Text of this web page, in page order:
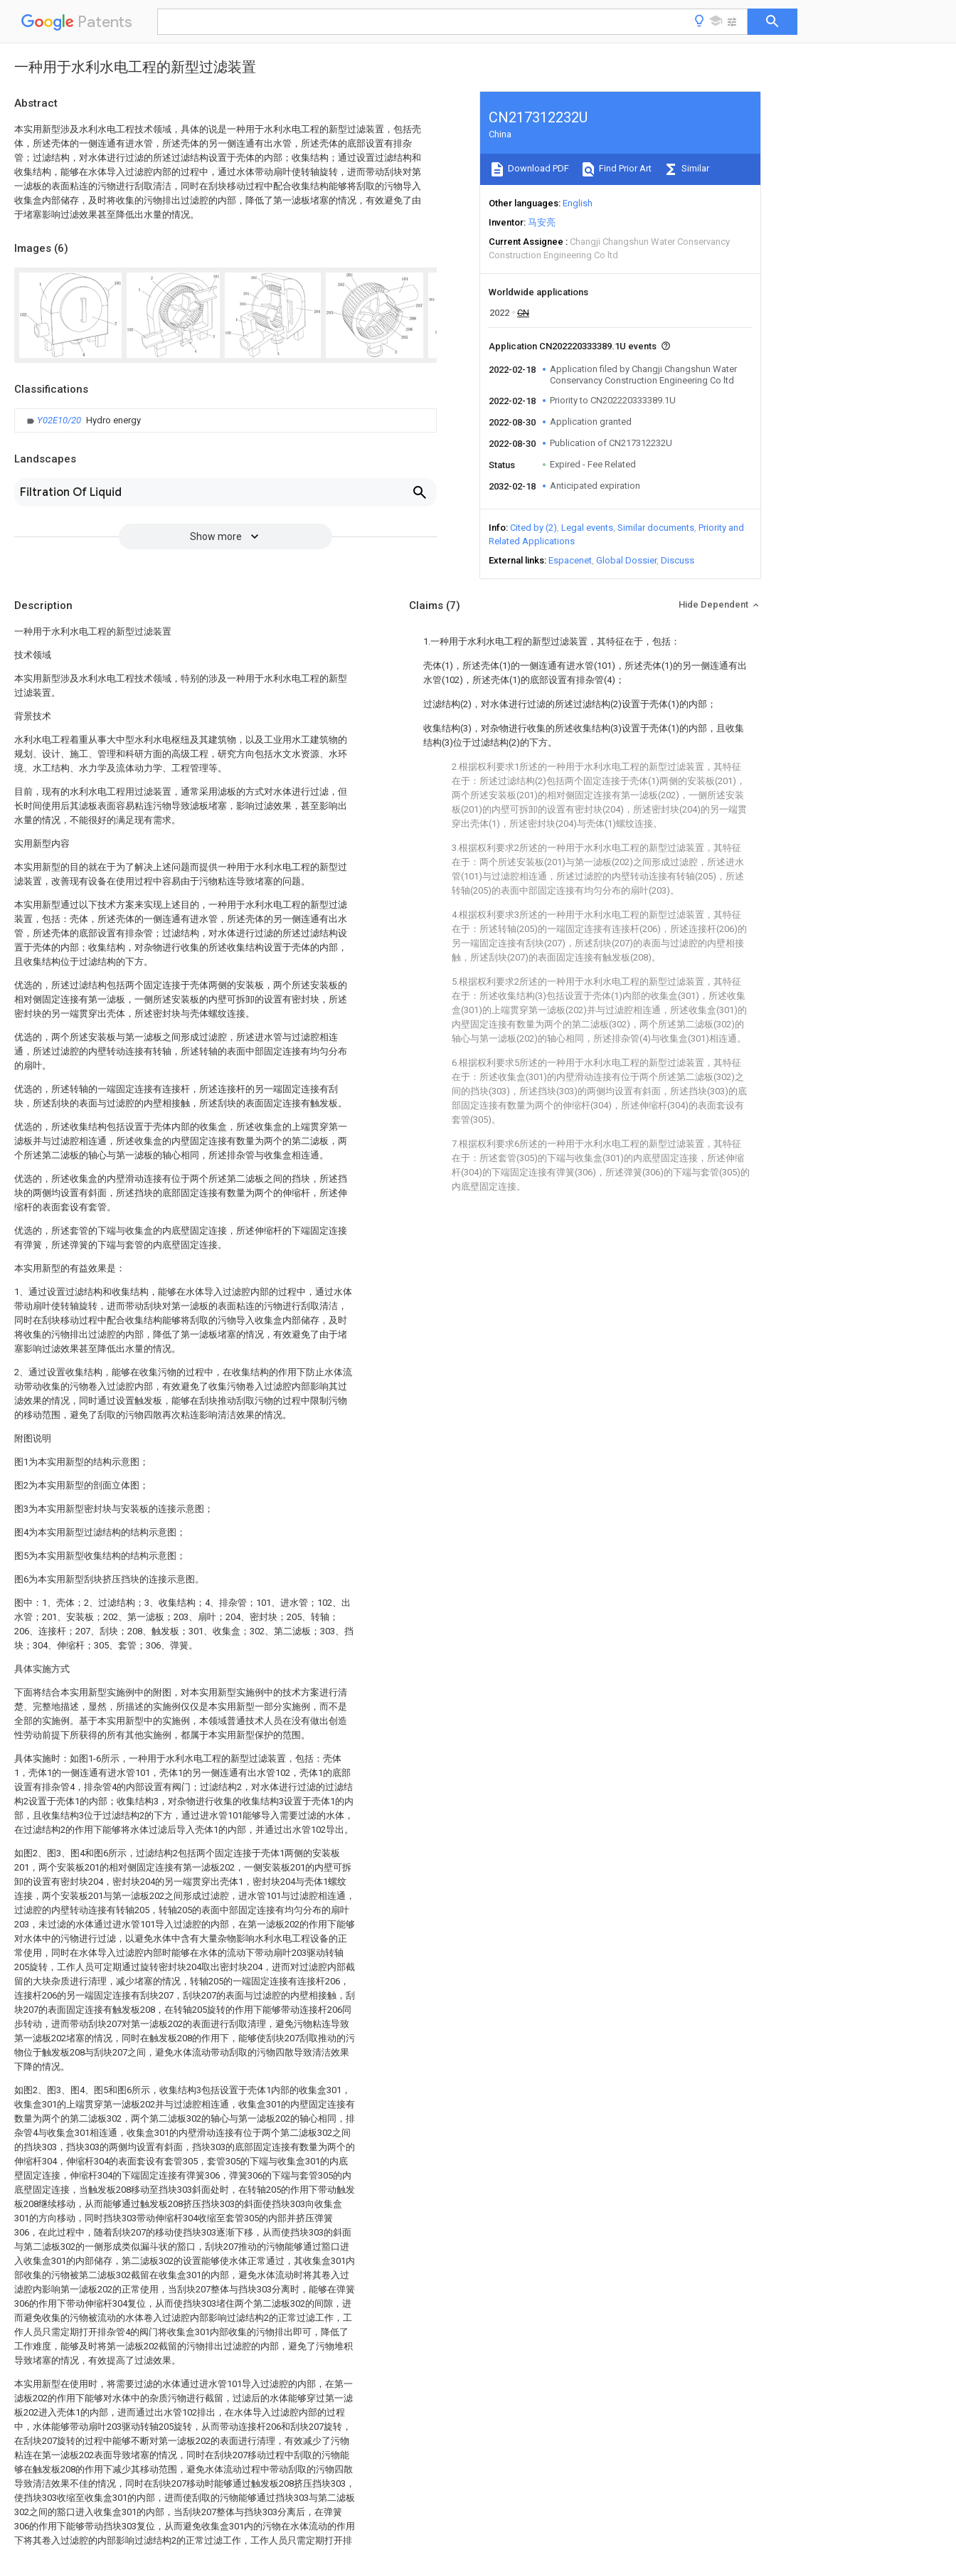
Patents
一种用于水利水电工程的新型过滤装置
Abstract
本实用新型涉及水利水电工程技术领域，具体的说是一种用于水利水电工程的新型过滤装置，包括壳
体，所述壳体的一侧连通有进水管，所述壳体的另一侧连通有出水管，所述壳体的底部设置有排杂
管；过滤结构，对水体进行过滤的所述过滤结构设置于壳体的内部；收集结构；通过设置过滤结构和
收集结构，能够在水体导入过滤腔内部的过程中，通过水体带动扇叶使转轴旋转，进而带动刮块对第
一滤板的表面粘连的污物进行刮取清洁，同时在刮块移动过程中配合收集结构能够将刮取的污物导入
收集盒内部储存，及时将收集的污物排出过滤腔的内部，降低了第一滤板堵塞的情况，有效避免了由
于堵塞影响过滤效果甚至降低出水量的情况。
Images (6)
Classifications
Y02E10/20 Hydro energy
Landscapes
Filtration Of Liquid
Show more
CN217312232U
China
Download PDF Find Prior Art Similar
Other languages English
Inventor 马安亮
Current Assignee
Changji Changshun Water Conservancy
Construction Engineering Co ltd
Worldwide applications
2022
CN
Application CN202220333389.1U events
2022-02-18
Application filed by Changji Changshun Water
Conservancy Construction Engineering Co ltd
2022-02-18
Priority to CN202220333389.1U
2022-08-30 Application granted
2022-08-30 Publication of CN217312232U
Status Expired - Fee Related
2032-02-18 Anticipated expiration
Info Cited by (2) Legal events Similar documents Priority and
Related Applications
External links Espacenet Global Dossier Discuss
Description
一种用于水利水电工程的新型过滤装置
技术领域
本实用新型涉及水利水电工程技术领域，特别的涉及一种用于水利水电工程的新型
过滤装置。
背景技术
水利水电工程着重从事大中型水利水电枢纽及其建筑物，以及工业用水工建筑物的
规划、设计、施工、管理和科研方面的高级工程，研究方向包括水文水资源、水环
境、水工结构、水力学及流体动力学、工程管理等。
目前，现有的水利水电工程用过滤装置，通常采用滤板的方式对水体进行过滤，但
长时间使用后其滤板表面容易粘连污物导致滤板堵塞，影响过滤效果，甚至影响出
水量的情况，不能很好的满足现有需求。
实用新型内容
本实用新型的目的就在于为了解决上述问题而提供一种用于水利水电工程的新型过
滤装置，改善现有设备在使用过程中容易由于污物粘连导致堵塞的问题。
本实用新型通过以下技术方案来实现上述目的，一种用于水利水电工程的新型过滤
装置，包括：壳体，所述壳体的一侧连通有进水管，所述壳体的另一侧连通有出水
管，所述壳体的底部设置有排杂管；过滤结构，对水体进行过滤的所述过滤结构设
置于壳体的内部；收集结构，对杂物进行收集的所述收集结构设置于壳体的内部，
且收集结构位于过滤结构的下方。
优选的，所述过滤结构包括两个固定连接于壳体两侧的安装板，两个所述安装板的
相对侧固定连接有第一滤板，一侧所述安装板的内壁可拆卸的设置有密封块，所述
密封块的另一端贯穿出壳体，所述密封块与壳体螺纹连接。
优选的，两个所述安装板与第一滤板之间形成过滤腔，所述进水管与过滤腔相连
通，所述过滤腔的内壁转动连接有转轴，所述转轴的表面中部固定连接有均匀分布
的扇叶。
优选的，所述转轴的一端固定连接有连接杆，所述连接杆的另一端固定连接有刮
块，所述刮块的表面与过滤腔的内壁相接触，所述刮块的表面固定连接有触发板。
优选的，所述收集结构包括设置于壳体内部的收集盒，所述收集盒的上端贯穿第一
滤板并与过滤腔相连通，所述收集盒的内壁固定连接有数量为两个的第二滤板，两
个所述第二滤板的轴心与第一滤板的轴心相同，所述排杂管与收集盒相连通。
优选的，所述收集盒的内壁滑动连接有位于两个所述第二滤板之间的挡块，所述挡
块的两侧均设置有斜面，所述挡块的底部固定连接有数量为两个的伸缩杆，所述伸
缩杆的表面套设有套管。
优选的，所述套管的下端与收集盒的内底壁固定连接，所述伸缩杆的下端固定连接
有弹簧，所述弹簧的下端与套管的内底壁固定连接。
本实用新型的有益效果是：
1、通过设置过滤结构和收集结构，能够在水体导入过滤腔内部的过程中，通过水体
带动扇叶使转轴旋转，进而带动刮块对第一滤板的表面粘连的污物进行刮取清洁，
同时在刮块移动过程中配合收集结构能够将刮取的污物导入收集盒内部储存，及时
将收集的污物排出过滤腔的内部，降低了第一滤板堵塞的情况，有效避免了由于堵
塞影响过滤效果甚至降低出水量的情况。
2、通过设置收集结构，能够在收集污物的过程中，在收集结构的作用下防止水体流
动带动收集的污物卷入过滤腔内部，有效避免了收集污物卷入过滤腔内部影响其过
滤效果的情况，同时通过设置触发板，能够在刮块推动刮取污物的过程中限制污物
的移动范围，避免了刮取的污物四散再次粘连影响清洁效果的情况。
附图说明
图1为本实用新型的结构示意图；
图2为本实用新型的剖面立体图；
图3为本实用新型密封块与安装板的连接示意图；
图4为本实用新型过滤结构的结构示意图；
图5为本实用新型收集结构的结构示意图；
图6为本实用新型刮块挤压挡块的连接示意图。
图中：1、壳体；2、过滤结构；3、收集结构；4、排杂管；101、进水管；102、出
水管；201、安装板；202、第一滤板；203、扇叶；204、密封块；205、转轴；
206、连接杆；207、刮块；208、触发板；301、收集盒；302、第二滤板；303、挡
块；304、伸缩杆；305、套管；306、弹簧。
具体实施方式
下面将结合本实用新型实施例中的附图，对本实用新型实施例中的技术方案进行清
楚、完整地描述，显然，所描述的实施例仅仅是本实用新型一部分实施例，而不是
全部的实施例。基于本实用新型中的实施例，本领域普通技术人员在没有做出创造
性劳动前提下所获得的所有其他实施例，都属于本实用新型保护的范围。
具体实施时：如图1-6所示，一种用于水利水电工程的新型过滤装置，包括：壳体
1，壳体1的一侧连通有进水管101，壳体1的另一侧连通有出水管102，壳体1的底部
设置有排杂管4，排杂管4的内部设置有阀门；过滤结构2，对水体进行过滤的过滤结
构2设置于壳体1的内部；收集结构3，对杂物进行收集的收集结构3设置于壳体1的内
部，且收集结构3位于过滤结构2的下方，通过进水管101能够导入需要过滤的水体，
在过滤结构2的作用下能够将水体过滤后导入壳体1的内部，并通过出水管102导出。
如图2、图3、图4和图6所示，过滤结构2包括两个固定连接于壳体1两侧的安装板
201，两个安装板201的相对侧固定连接有第一滤板202，一侧安装板201的内壁可拆
卸的设置有密封块204，密封块204的另一端贯穿出壳体1，密封块204与壳体1螺纹
连接，两个安装板201与第一滤板202之间形成过滤腔，进水管101与过滤腔相连通，
过滤腔的内壁转动连接有转轴205，转轴205的表面中部固定连接有均匀分布的扇叶
203，未过滤的水体通过进水管101导入过滤腔的内部，在第一滤板202的作用下能够
对水体中的污物进行过滤，以避免水体中含有大量杂物影响水利水电工程设备的正
常使用，同时在水体导入过滤腔内部时能够在水体的流动下带动扇叶203驱动转轴
205旋转，工作人员可定期通过旋转密封块204取出密封块204，进而对过滤腔内部截
留的大块杂质进行清理，减少堵塞的情况，转轴205的一端固定连接有连接杆206，
连接杆206的另一端固定连接有刮块207，刮块207的表面与过滤腔的内壁相接触，刮
块207的表面固定连接有触发板208，在转轴205旋转的作用下能够带动连接杆206同
步转动，进而带动刮块207对第一滤板202的表面进行刮取清理，避免污物粘连导致
第一滤板202堵塞的情况，同时在触发板208的作用下，能够使刮块207刮取推动的污
物位于触发板208与刮块207之间，避免水体流动带动刮取的污物四散导致清洁效果
下降的情况。
如图2、图3、图4、图5和图6所示，收集结构3包括设置于壳体1内部的收集盒301，
收集盒301的上端贯穿第一滤板202并与过滤腔相连通，收集盒301的内壁固定连接有
数量为两个的第二滤板302，两个第二滤板302的轴心与第一滤板202的轴心相同，排
杂管4与收集盒301相连通，收集盒301的内壁滑动连接有位于两个第二滤板302之间
的挡块303，挡块303的两侧均设置有斜面，挡块303的底部固定连接有数量为两个的
伸缩杆304，伸缩杆304的表面套设有套管305，套管305的下端与收集盒301的内底
壁固定连接，伸缩杆304的下端固定连接有弹簧306，弹簧306的下端与套管305的内
底壁固定连接，当触发板208移动至挡块303斜面处时，在转轴205的作用下带动触发
板208继续移动，从而能够通过触发板208挤压挡块303的斜面使挡块303向收集盒
301的方向移动，同时挡块303带动伸缩杆304收缩至套管305的内部并挤压弹簧
306，在此过程中，随着刮块207的移动使挡块303逐渐下移，从而使挡块303的斜面
与第二滤板302的一侧形成类似漏斗状的豁口，刮块207推动的污物能够通过豁口进
入收集盒301的内部储存，第二滤板302的设置能够使水体正常通过，其收集盒301内
部收集的污物被第二滤板302截留在收集盒301的内部，避免水体流动时将其卷入过
滤腔内影响第一滤板202的正常使用，当刮块207整体与挡块303分离时，能够在弹簧
306的作用下带动伸缩杆304复位，从而使挡块303堵住两个第二滤板302的间隙，进
而避免收集的污物被流动的水体卷入过滤腔内部影响过滤结构2的正常过滤工作，工
作人员只需定期打开排杂管4的阀门将收集盒301内部收集的污物排出即可，降低了
工作难度，能够及时将第一滤板202截留的污物排出过滤腔的内部，避免了污物堆积
导致堵塞的情况，有效提高了过滤效果。
本实用新型在使用时，将需要过滤的水体通过进水管101导入过滤腔的内部，在第一
滤板202的作用下能够对水体中的杂质污物进行截留，过滤后的水体能够穿过第一滤
板202进入壳体1的内部，进而通过出水管102排出，在水体导入过滤腔内部的过程
中，水体能够带动扇叶203驱动转轴205旋转，从而带动连接杆206和刮块207旋转，
在刮块207旋转的过程中能够不断对第一滤板202的表面进行清理，有效减少了污物
粘连在第一滤板202表面导致堵塞的情况，同时在刮块207移动过程中刮取的污物能
够在触发板208的作用下减少其移动范围，避免水体流动过程中带动刮取的污物四散
导致清洁效果不佳的情况，同时在刮块207移动时能够通过触发板208挤压挡块303，
使挡块303收缩至收集盒301的内部，进而使刮取的污物能够通过挡块303与第二滤板
302之间的豁口进入收集盒301的内部，当刮块207整体与挡块303分离后，在弹簧
306的作用下能够带动挡块303复位，从而避免收集盒301内的污物在水体流动的作用
下将其卷入过滤腔的内部影响过滤结构2的正常过滤工作，工作人员只需定期打开排
Claims (7) Hide Dependent
1.一种用于水利水电工程的新型过滤装置，其特征在于，包括：
壳体(1)，所述壳体(1)的一侧连通有进水管(101)，所述壳体(1)的另一侧连通有出
水管(102)，所述壳体(1)的底部设置有排杂管(4)；
过滤结构(2)，对水体进行过滤的所述过滤结构(2)设置于壳体(1)的内部；
收集结构(3)，对杂物进行收集的所述收集结构(3)设置于壳体(1)的内部，且收集
结构(3)位于过滤结构(2)的下方。
2.根据权利要求1所述的一种用于水利水电工程的新型过滤装置，其特征
在于：所述过滤结构(2)包括两个固定连接于壳体(1)两侧的安装板(201)，
两个所述安装板(201)的相对侧固定连接有第一滤板(202)，一侧所述安装
板(201)的内壁可拆卸的设置有密封块(204)，所述密封块(204)的另一端贯
穿出壳体(1)，所述密封块(204)与壳体(1)螺纹连接。
3.根据权利要求2所述的一种用于水利水电工程的新型过滤装置，其特征
在于：两个所述安装板(201)与第一滤板(202)之间形成过滤腔，所述进水
管(101)与过滤腔相连通，所述过滤腔的内壁转动连接有转轴(205)，所述
转轴(205)的表面中部固定连接有均匀分布的扇叶(203)。
4.根据权利要求3所述的一种用于水利水电工程的新型过滤装置，其特征
在于：所述转轴(205)的一端固定连接有连接杆(206)，所述连接杆(206)的
另一端固定连接有刮块(207)，所述刮块(207)的表面与过滤腔的内壁相接
触，所述刮块(207)的表面固定连接有触发板(208)。
5.根据权利要求2所述的一种用于水利水电工程的新型过滤装置，其特征
在于：所述收集结构(3)包括设置于壳体(1)内部的收集盒(301)，所述收集
盒(301)的上端贯穿第一滤板(202)并与过滤腔相连通，所述收集盒(301)的
内壁固定连接有数量为两个的第二滤板(302)，两个所述第二滤板(302)的
轴心与第一滤板(202)的轴心相同，所述排杂管(4)与收集盒(301)相连通。
6.根据权利要求5所述的一种用于水利水电工程的新型过滤装置，其特征
在于：所述收集盒(301)的内壁滑动连接有位于两个所述第二滤板(302)之
间的挡块(303)，所述挡块(303)的两侧均设置有斜面，所述挡块(303)的底
部固定连接有数量为两个的伸缩杆(304)，所述伸缩杆(304)的表面套设有
套管(305)。
7.根据权利要求6所述的一种用于水利水电工程的新型过滤装置，其特征
在于：所述套管(305)的下端与收集盒(301)的内底壁固定连接，所述伸缩
杆(304)的下端固定连接有弹簧(306)，所述弹簧(306)的下端与套管(305)的
内底壁固定连接。